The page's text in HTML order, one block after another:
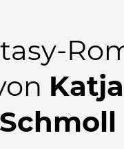
Katja
Schmoll